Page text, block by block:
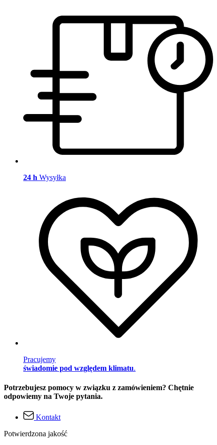
24 h Wysyłka
Pracujemy
świadomie pod względem klimatu.
Potrzebujesz pomocy w związku z zamówieniem? Chętnie
odpowiemy na Twoje pytania.
Kontakt
Potwierdzona jakość